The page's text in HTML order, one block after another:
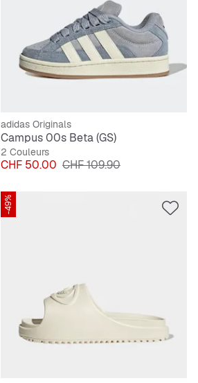
adidas Originals
Campus 00s Beta (GS)
2 Couleurs
Prix
CHF 50.00 Prix original
CHF 109.90
-49%